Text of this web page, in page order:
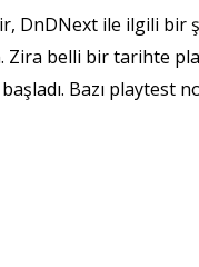
DnDNext ile ilgili bir
Zira belli bir tarihte
Bazı playtest